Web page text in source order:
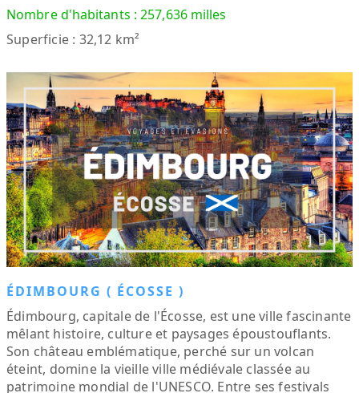
Nombre d'habitants : 257,636 milles
Superficie : 32,12 km²
ÉDIMBOURG ( ÉCOSSE )
Édimbourg, capitale de l'Écosse, est une ville fascinante
mêlant histoire, culture et paysages époustouflants.
Son château emblématique, perché sur un volcan
éteint, domine la vieille ville médiévale classée au
patrimoine mondial de l'UNESCO. Entre ses festivals